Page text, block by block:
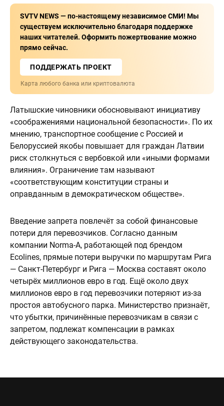
SVTV NEWS — по-настоящему независимое СМИ! Мы
существуем исключительно благодаря поддержке
наших читателей. Оформить пожертвование можно
прямо сейчас.
ПОДДЕРЖАТЬ ПРОЕКТ
Карта любого банка или криптовалюта
Латышские чиновники обосновывают инициативу
«соображениями национальной безопасности». По их
мнению, транспортное сообщение с Россией и
Белоруссией якобы повышает для граждан Латвии
риск столкнуться с вербовкой или «иными формами
влияния». Ограничение там называют
«соответствующим конституции страны и
оправданным в демократическом обществе».
Введение запрета повлечёт за собой финансовые
потери для перевозчиков. Согласно данным
компании Norma-A, работающей под брендом
Ecolines, прямые потери выручки по маршрутам Рига
— Санкт-Петербург и Рига — Москва составят около
четырёх миллионов евро в год. Ещё около двух
миллионов евро в год перевозчики потеряют из-за
простоя автобусного парка. Министерство признаёт,
что убытки, причинённые перевозчикам в связи с
запретом, подлежат компенсации в рамках
действующего законодательства.